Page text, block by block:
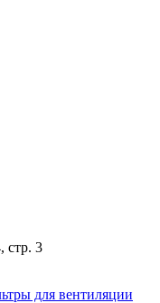
стр. 3
для вентиляции